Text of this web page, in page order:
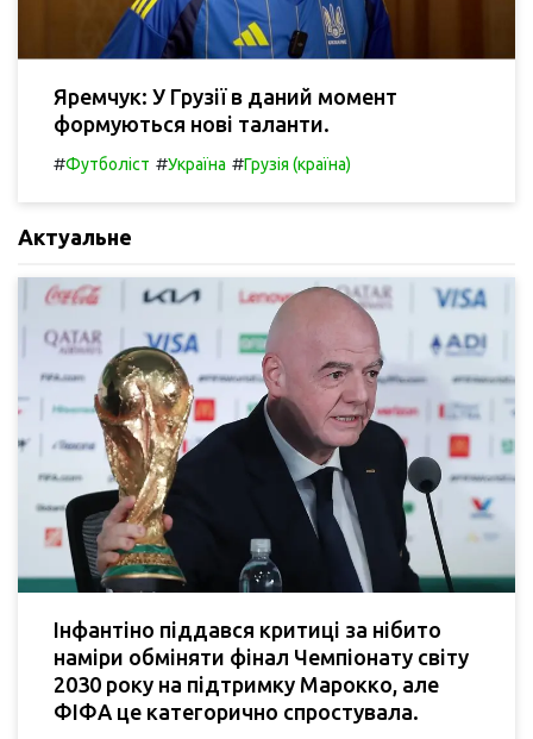
Яремчук: У Грузії в даний момент
формуються нові таланти.
#Футболіст #Україна #Грузія (країна)
Актуальне
Інфантіно піддався критиці за нібито
наміри обміняти фінал Чемпіонату світу
2030 року на підтримку Марокко, але
ФІФА це категорично спростувала.